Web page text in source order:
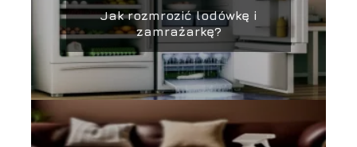
Jak rozmrozić lodówkę i
zamrażarkę?